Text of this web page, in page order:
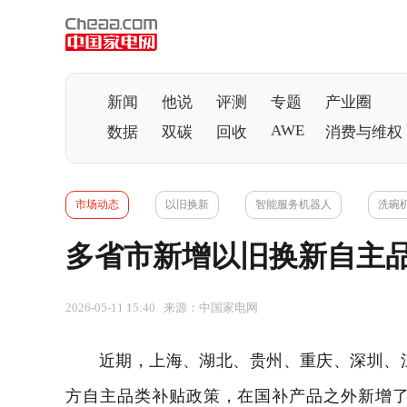
新闻 他说 评测 专题
产业圈
数据
双碳 回收 AWE 消费与维权
市场动态 以旧换新 智能服务机器人 洗碗
多省市新增以旧换新自主
2026-05-11 15:40 来源：中国家电网
近期，上海、湖北、贵州、重庆、深圳、
方自主品类补贴政策，在国补产品之外新增